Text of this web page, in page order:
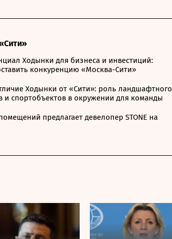
Ходынки для бизнеса и инвестиций:
конкуренцию «Москва-Сити»
Ходынки от «Сити»: роль ландшафтного
и спортобъектов в окружении для команды
предлагает девелопер STONE на